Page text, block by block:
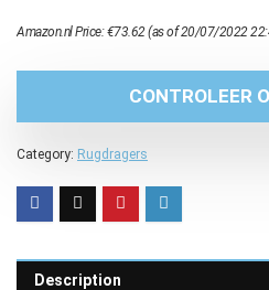
Amazon.nl Price:€73.62 (as of 20/07/2022
CONTROLEER
Category: Rugdragers
Description